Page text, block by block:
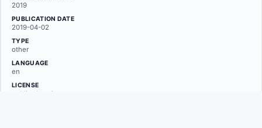
2019
PUBLICATION DATE
2019-04-02
TYPE
other
LANGUAGE
en
LICENSE
public-domain